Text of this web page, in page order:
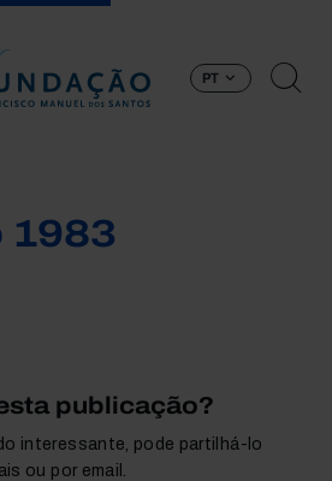
PT
1983
publicação?
interessante, pode partilhá-lo
ou por email.